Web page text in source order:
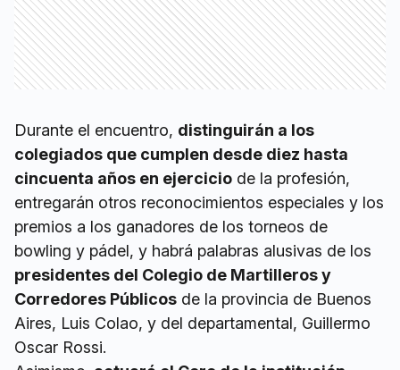
Durante el encuentro, distinguirán a los
colegiados que cumplen desde diez hasta
cincuenta años en ejercicio de la profesión,
entregarán otros reconocimientos especiales y los
premios a los ganadores de los torneos de
bowling y pádel, y habrá palabras alusivas de los
presidentes del Colegio de Martilleros y
Corredores Públicos de la provincia de Buenos
Aires, Luis Colao, y del departamental, Guillermo
Oscar Rossi.